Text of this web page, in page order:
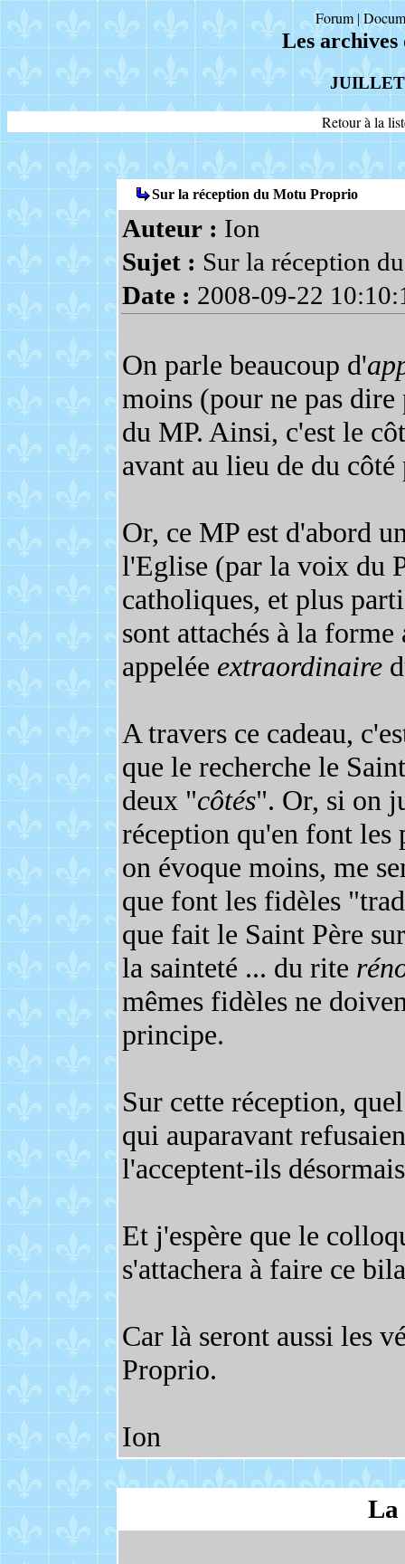
Forum|
Les
JUILLET
Retour à la
Sur la réception du Motu Proprio
Auteur : Ion
Sujet : Sur la réception
Date : 2008-09-22
On parle beaucoup d'
moins (pour ne pas
du MP. Ainsi, c'est le
avant au lieu de du
Or, ce MP est d'abord
l'Eglise (par la voix du
catholiques, et plus
sont attachés à la forme
appelée extraordinaire
A travers ce cadeau,
que le recherche le
deux "côtés". Or, si on
réception qu'en font les
on évoque moins, me
que font les fidèles
que fait le Saint Père
la sainteté ... du rite
mêmes fidèles ne
principe.
Sur cette réception,
qui auparavant
l'acceptent-ils
Et j'espère que le
s'attachera à faire ce
Car là seront aussi les
Proprio.
Ion
La